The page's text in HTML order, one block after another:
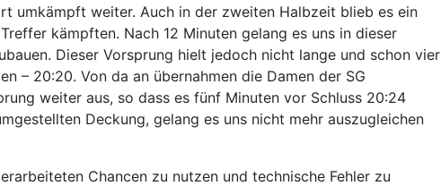
umkämpft weiter. Auch in der zweiten Halbzeit blieb es ein
kämpften. Nach 12 Minuten gelang es uns in dieser
Dieser Vorsprung hielt jedoch nicht lange und schon vier
– 20:20. Von da an übernahmen die Damen der SG
weiter aus, so dass es fünf Minuten vor Schluss 20:24
Deckung, gelang es uns nicht mehr auszugleichen
Chancen zu nutzen und technische Fehler zu